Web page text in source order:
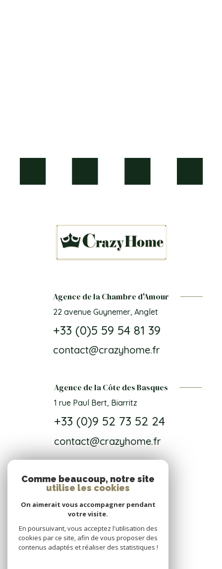
Agence de la Chambre d'Amour
22 avenue Guynemer, Anglet
+33 (0)5 59 54 81 39
contact@crazyhome.fr
Agence de la Côte des Basques
1 rue Paul Bert, Biarritz
+33 (0)9 52 73 52 24
contact@crazyhome.fr
NOS RÉSEAUX
Nous suivre
Comme beaucoup, notre site
utilise les cookies
On aimerait vous accompagner pendant
votre visite.
En poursuivant, vous acceptez l'utilisation des
cookies par ce site, afin de vous proposer des
contenus adaptés et réaliser des statistiques !